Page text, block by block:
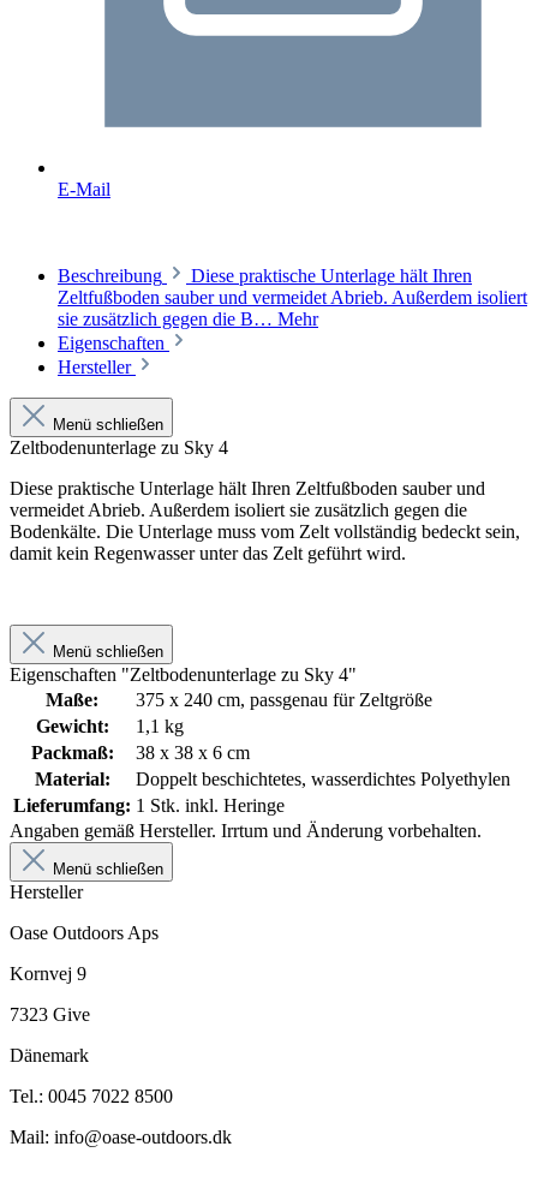
E-Mail
Beschreibung
Diese praktische Unterlage hält Ihren
Zeltfußboden sauber und vermeidet Abrieb. Außerdem isoliert
sie zusätzlich gegen die B… Mehr
Eigenschaften
Hersteller
Menü schließen
Zeltbodenunterlage zu Sky 4
Diese praktische Unterlage hält Ihren Zeltfußboden sauber und
vermeidet Abrieb. Außerdem isoliert sie zusätzlich gegen die
Bodenkälte. Die Unterlage muss vom Zelt vollständig bedeckt sein,
damit kein Regenwasser unter das Zelt geführt wird.
Menü schließen
Eigenschaften "Zeltbodenunterlage zu Sky 4"
Maße:
375 x 240 cm, passgenau für Zeltgröße
Gewicht:
1,1 kg
Packmaß:
38 x 38 x 6 cm
Material:
Doppelt beschichtetes, wasserdichtes Polyethylen
Lieferumfang: 1 Stk. inkl. Heringe
Angaben gemäß Hersteller. Irrtum und Änderung vorbehalten.
Menü schließen
Hersteller
Oase Outdoors Aps
Kornvej 9
7323 Give
Dänemark
Tel.: 0045 7022 8500
Mail: info@oase-outdoors.dk